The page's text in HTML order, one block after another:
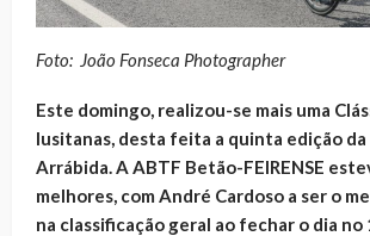
Foto: João Fonseca Photographer
Este domingo, realizou-se mais uma
lusitanas, desta feita a quinta edição da
Arrábida. A ABTF Betão-FEIRENSE
melhores, com André Cardoso a ser o
na classificação geral ao fechar o dia no